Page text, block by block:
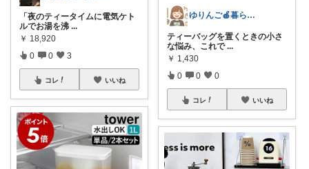
​「夜のティータイムに電気ケト
ルでお湯を沸 ...
￥ 18,920
0 0 3
コレ いいね
ゆりんご🍎暮らしにまつわるおすすめ品
ティーバッグを置くときの小さ
な悩み、これで ...
￥ 1,430
0 0 0
コレ いいね